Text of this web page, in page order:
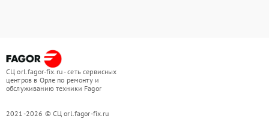
СЦ orl.fagor-fix.ru - сеть сервисных
центров в Орле по ремонту и
обслуживанию техники Fagor
2021-2026 © СЦ orl.fagor-fix.ru